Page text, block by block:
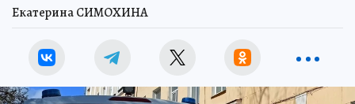
Екатерина СИМОХИНА